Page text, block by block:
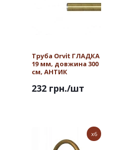
Труба Orvit ГЛАДКА
19 мм, довжина 300
см, АНТИК
232 грн./шт
x6